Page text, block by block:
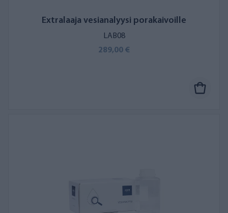
Extralaaja vesianalyysi porakaivoille
LAB08
289,00 €